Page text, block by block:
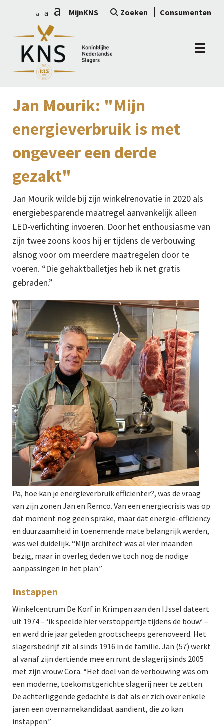
a a a MijnKNS Zoeken Consumenten
Jan Mourik: "Mijn
energieverbruik is met
ongeveer een derde
gezakt"
Jan Mourik wilde bij zijn winkelrenovatie in 2020 als
energiebesparende maatregel aanvankelijk alleen
LED-verlichting invoeren. Door het enthousiasme van
zijn twee zoons koos hij er tijdens de verbouwing
alsnog voor om meerdere maatregelen door te
voeren. “Die gehaktballetjes heb ik net gratis
gebraden.”
Pa, hoe kan je energieverbruik efficiënter?, was de vraag
van zijn zonen Jan en Remco. Van een energiecrisis was op
dat moment nog geen sprake, maar dat energie-efficiency
en duurzaamheid in toenemende mate belangrijk werden,
was wel duidelijk. “Mijn architect was al vier maanden
bezig, maar in overleg deden we toch nog de nodige
aanpassingen in het plan.”
Instappen
Winkelcentrum De Korf in Krimpen aan den IJssel dateert
uit 1974 – ‘ik speelde hier verstoppertje tijdens de bouw’ –
en werd drie jaar geleden grootscheeps gerenoveerd. Het
slagersbedrijf zit al sinds 1916 in de familie. Jan (57) werkt
al vanaf zijn dertiende mee en runt de slagerij sinds 2005
met zijn vrouw Cora. “Het doel van de verbouwing was om
een moderne, toekomstgerichte slagerij neer te zetten.
De achterliggende gedachte is dat als er zich over enkele
jaren een overnamekandidaat aandient, die zo kan
instappen.”